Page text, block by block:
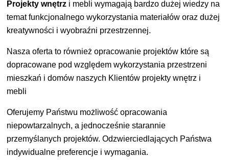
Projekty wnętrz i mebli wymagają bardzo dużej wiedzy na
temat funkcjonalnego wykorzystania materiałów oraz dużej
kreatywności i wyobraźni przestrzennej.
Nasza oferta to również opracowanie projektów które są
dopracowane pod względem wykorzystania przestrzeni
mieszkań i domów naszych Klientów projekty wnętrz i
mebli
Oferujemy Państwu możliwość opracowania
niepowtarzalnych, a jednocześnie starannie
przemyślanych projektów. Odzwierciedlających Państwa
indywidualne preferencje i wymagania.